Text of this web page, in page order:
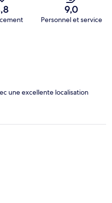
9,0
Personnel et service
une excellente localisation